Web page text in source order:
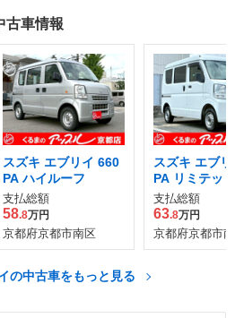
古車情報
スズキ エブリイ 660
PA ハイルーフ
支払総額
58.8万円
京都府京都市南区
スズキ エブ
PA リミテッ
ルーフ
支払総額
63.8万円
京都府京都市
の中古車をもっと見る